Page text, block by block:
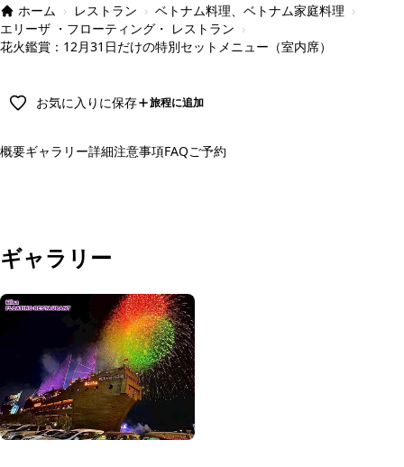
ホーム › レストラン › ベトナム料理、ベトナム家庭料理 ›
エリーザ ・フローティング・ レストラン ›
花火鑑賞：12月31日だけの特別セットメニュー（室内席）
お気に入りに保存 旅程に追加
概要ギャラリー詳細注意事項FAQご予約
ギャラリー